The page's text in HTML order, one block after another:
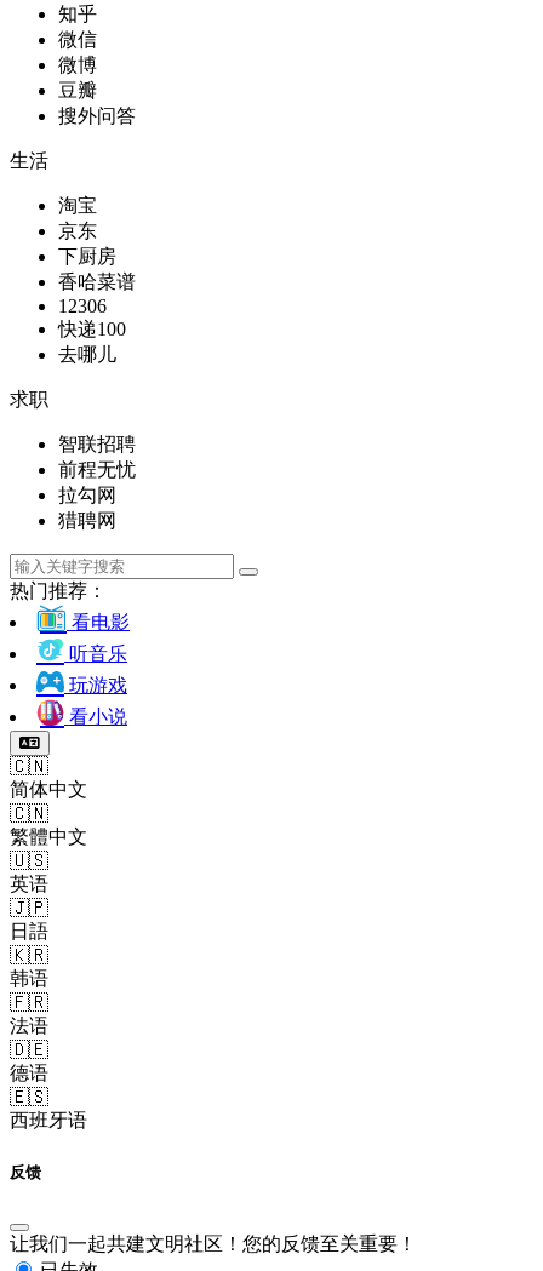
知乎
微信
微博
豆瓣
搜外问答
生活
淘宝
京东
下厨房
香哈菜谱
12306
快递100
去哪儿
求职
智联招聘
前程无忧
拉勾网
猎聘网
热门推荐：
看电影
听音乐
玩游戏
看小说
🇨🇳
简体中文
🇨🇳
繁體中文
🇺🇸
英语
🇯🇵
日語
🇰🇷
韩语
🇫🇷
法语
🇩🇪
德语
🇪🇸
西班牙语
反馈
让我们一起共建文明社区！您的反馈至关重要！